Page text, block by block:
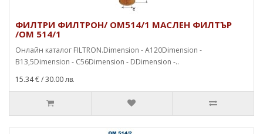
ФИЛТРИ ФИЛТРОН/ OM514/1 МАСЛЕН ФИЛТЪР
/OM 514/1
Онлайн каталог FILTRON.Dimension - A120Dimension -
B13,5Dimension - C56Dimension - DDimension -..
15.34 €/ 30.00 лв.